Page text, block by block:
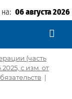
06 августа 2026
(часть
с изм. от
|